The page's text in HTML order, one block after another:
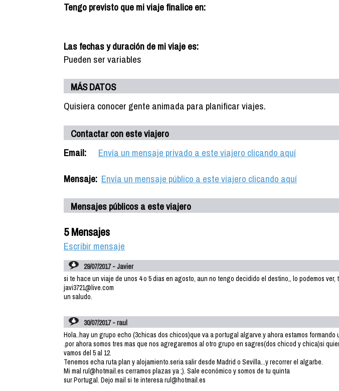
Tengo previsto que mi viaje finalice en:
Las fechas y duración de mi viaje es:
Pueden ser variables
MÁS DATOS
Quisiera conocer gente animada para planificar viajes.
Contactar con este viajero
Email:
Envía un mensaje privado a este viajero clicando aquí
Mensaje: Envía un mensaje público a este viajero clicando aquí
Mensajes públicos a este viajero
5 Mensajes
Escribir mensaje
29/07/2017 - Javier
si te hace un viaje de unos 4 o 5 dias en agosto, aun no tengo decidido el destino,, lo podemos ver,
javi3721@live.com
un saludo.
30/07/2017 - raul
Hola..hay un grupo echo (3chicas dos chicos)que va a portugal algarve.y ahora estamos formando
.por ahora somos tres mas que nos agregaremos al otro grupo en sagres(dos chicod y chica)si
vamos del 5 al 12.
Tenemos echa ruta plan y alojamiento.seria salir desde Madrid o Sevilla...y recorrer el algarbe.
Mi mal rul@hotmail.es cerramos plazas ya ;). Sale económico y somos de tu quinta
sur Portugal. Dejo mail si te interesa rul@hotmail.es